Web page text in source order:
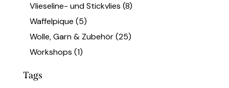
Vlieseline- und Stickvlies (8)
Waffelpique (5)
Wolle, Garn & Zubehör (25)
Workshops (1)
Tags